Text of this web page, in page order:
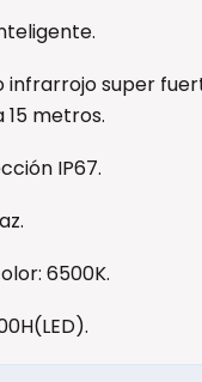
super
metros.
IP67.
6500K.